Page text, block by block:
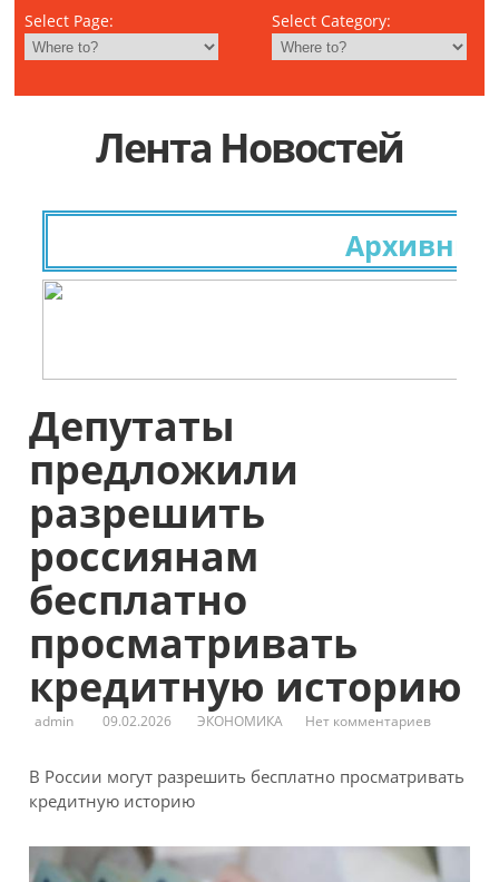
Select Page: Select Category:
Лента Новостей
Архивные
Депутаты
предложили
разрешить
россиянам
бесплатно
просматривать
кредитную историю
admin 09.02.2026 ЭКОНОМИКА Нет комментариев
В России могут разрешить бесплатно просматривать
кредитную историю